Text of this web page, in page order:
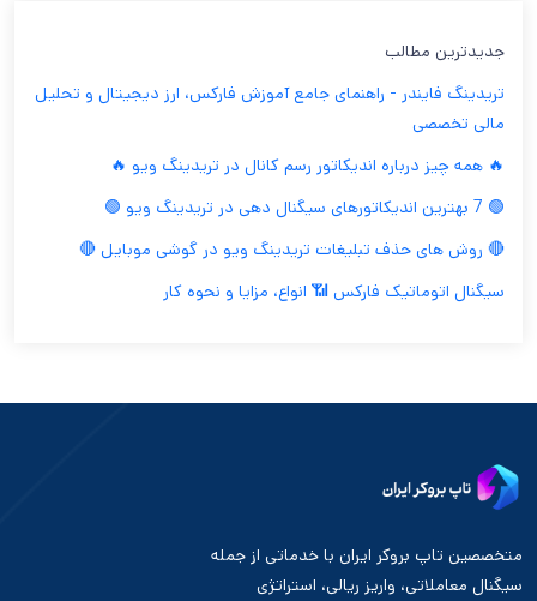
جدیدترین مطالب
تریدینگ فایندر - راهنمای جامع آموزش فارکس، ارز دیجیتال و تحلیل
مالی تخصصی
🔥 همه چیز درباره اندیکاتور رسم کانال در تریدینگ ویو 🔥
🟢 7 بهترین اندیکاتورهای سیگنال دهی در تریدینگ ویو 🟢
🔴 روش های حذف تبلیغات تریدینگ ویو در گوشی موبایل 🔴
سیگنال اتوماتیک فارکس 📶 انواع، مزایا و نحوه کار
متخصصین تاپ بروکر ایران با خدماتی از جمله
سیگنال معاملاتی، واریز ریالی، استراتژی